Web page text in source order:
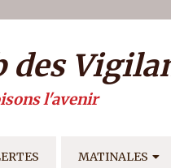
de
des
l'avenir
MATINALES